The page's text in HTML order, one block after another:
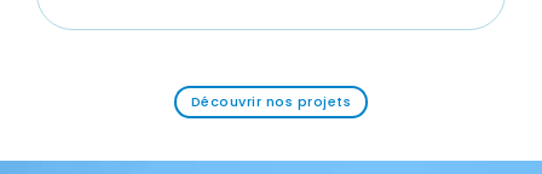
Découvrir nos projets